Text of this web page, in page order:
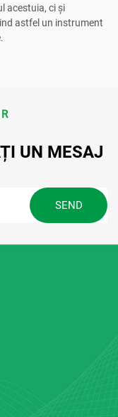
acestuia, ci și
astfel un instrument
UN MESAJ